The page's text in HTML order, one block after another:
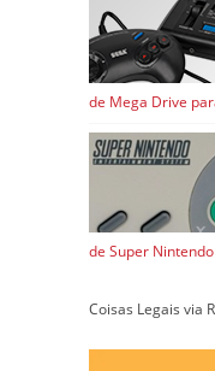
de Mega Drive
de Super
Coisas Legais via